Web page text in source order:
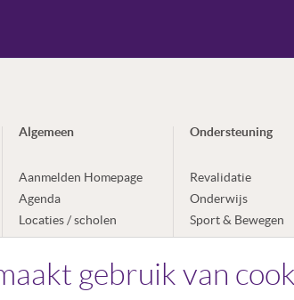
gebruik van
Algemeen
Aanmelden Homepage
Agenda
Locaties / scholen
Nieuws
Ondersteuning
Revalidatie
Onderwijs
Sport & Bewegen
Arbeidsintegratie